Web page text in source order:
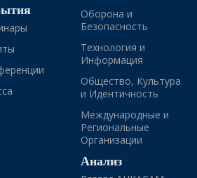
Оборона и
Безопасность
Технология и
Информация
Общество, Культура
и Идентичность
Международные и
Региональные
Организации
Анализ